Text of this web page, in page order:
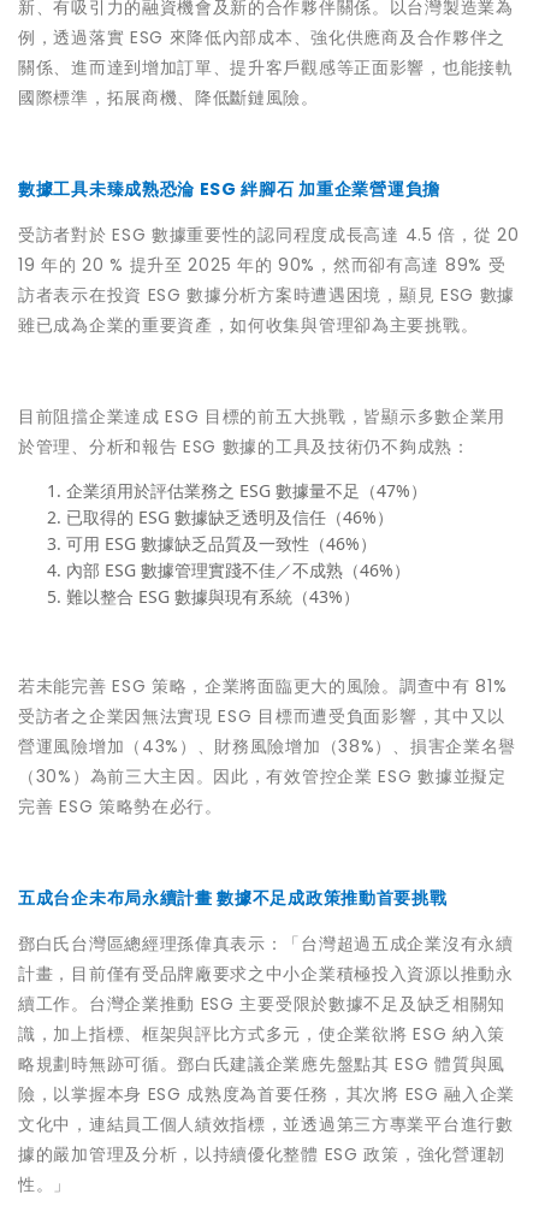
新、有吸引力的融資機會及新的合作夥伴關係。以台灣製造業為
例，透過落實 ESG 來降低內部成本、強化供應商及合作夥伴之
關係、進而達到增加訂單、提升客戶觀感等正面影響，也能接軌
國際標準，拓展商機、降低斷鏈風險。
數據工具未臻成熟恐淪 ESG 絆腳石 加重企業營運負擔
受訪者對於 ESG 數據重要性的認同程度成長高達 4.5 倍，從 20
19 年的 20 % 提升至 2025 年的 90%，然而卻有高達 89% 受
訪者表示在投資 ESG 數據分析方案時遭遇困境，顯見 ESG 數據
雖已成為企業的重要資產，如何收集與管理卻為主要挑戰。
目前阻擋企業達成 ESG 目標的前五大挑戰，皆顯示多數企業用
於管理、分析和報告 ESG 數據的工具及技術仍不夠成熟：
企業須用於評估業務之 ESG 數據量不足（47%）
已取得的 ESG 數據缺乏透明及信任（46%）
可用 ESG 數據缺乏品質及一致性（46%）
內部 ESG 數據管理實踐不佳／不成熟（46%）
難以整合 ESG 數據與現有系統（43%）
若未能完善 ESG 策略，企業將面臨更大的風險。調查中有 81%
受訪者之企業因無法實現 ESG 目標而遭受負面影響，其中又以
營運風險增加（43%）、財務風險增加（38%）、損害企業名譽
（30%）為前三大主因。因此，有效管控企業 ESG 數據並擬定
完善 ESG 策略勢在必行。
五成台企未布局永續計畫 數據不足成政策推動首要挑戰
鄧白氏台灣區總經理孫偉真表示：「台灣超過五成企業沒有永續
計畫，目前僅有受品牌廠要求之中小企業積極投入資源以推動永
續工作。台灣企業推動 ESG 主要受限於數據不足及缺乏相關知
識，加上指標、框架與評比方式多元，使企業欲將 ESG 納入策
略規劃時無跡可循。鄧白氏建議企業應先盤點其 ESG 體質與風
險，以掌握本身 ESG 成熟度為首要任務，其次將 ESG 融入企業
文化中，連結員工個人績效指標，並透過第三方專業平台進行數
據的嚴加管理及分析，以持續優化整體 ESG 政策，強化營運韌
性。」